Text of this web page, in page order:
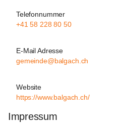
Telefonnummer
+41 58 228 80 50
E-Mail Adresse
gemeinde@balgach.ch
Website
https://www.balgach.ch/
Impressum